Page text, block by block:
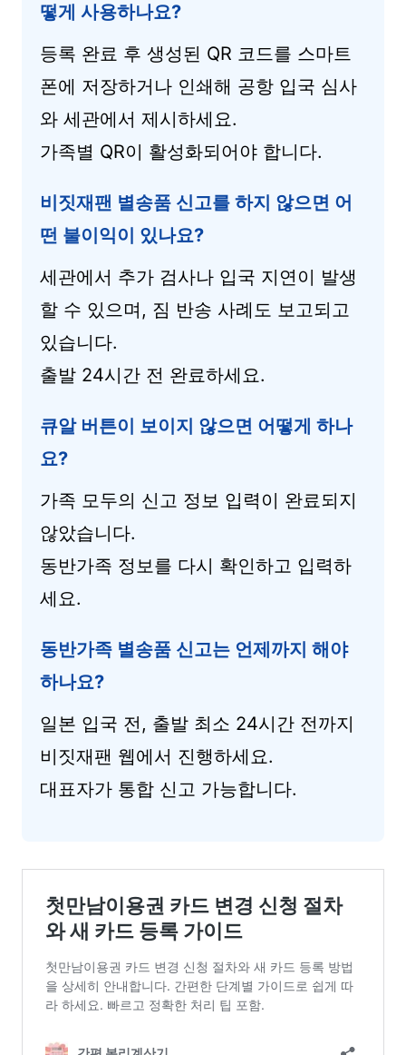
떻게 사용하나요?
등록 완료 후 생성된 QR 코드를 스마트
폰에 저장하거나 인쇄해 공항 입국 심사
와 세관에서 제시하세요.
가족별 QR이 활성화되어야 합니다.
비짓재팬 별송품 신고를 하지 않으면 어
떤 불이익이 있나요?
세관에서 추가 검사나 입국 지연이 발생
할 수 있으며, 짐 반송 사례도 보고되고
있습니다.
출발 24시간 전 완료하세요.
큐알 버튼이 보이지 않으면 어떻게 하나
요?
가족 모두의 신고 정보 입력이 완료되지
않았습니다.
동반가족 정보를 다시 확인하고 입력하
세요.
동반가족 별송품 신고는 언제까지 해야
하나요?
일본 입국 전, 출발 최소 24시간 전까지
비짓재팬 웹에서 진행하세요.
대표자가 통합 신고 가능합니다.